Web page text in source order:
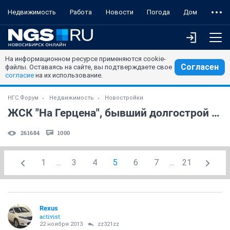
Недвижимость Работа Новости Погода Дом
На информационном ресурсе применяются cookie-
файлы. Оставаясь на сайте, вы подтверждаете свое
согласие на их использование.
Согласен
НГС.Форум Недвижимость Новостройки
ЖСК "На Герцена", бывший долгострой "Радонеж" (часть 2)
261684 1000
1 ... 3 4 5 6 7 ... 21
Rexus
activist
22 ноября 2013 zz321zz